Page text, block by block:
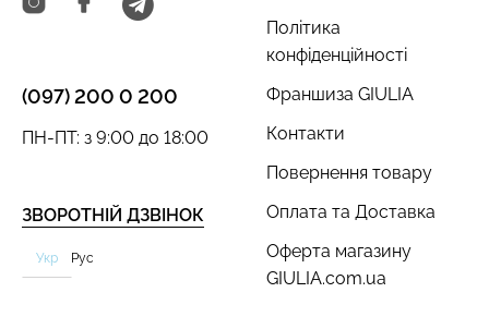
Політика
конфіденційності
Франшиза GIULIA
Контакти
Повернення товару
Оплата та Доставка
Оферта магазину
GIULIA.com.ua
(097) 200 0 200
ЗВОРОТНІЙ ДЗВІНОК
ПН-ПТ: з 9:00 до 18:00
Укр Рус